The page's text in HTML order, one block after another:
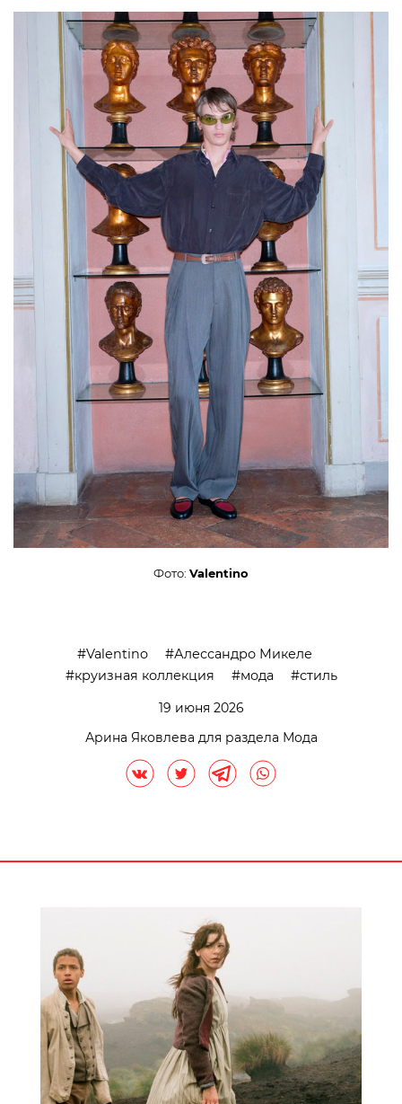
Фото: Valentino
Valentino
Алессандро Микеле
круизная коллекция
мода
стиль
19 июня 2026
Арина Яковлева для раздела Мода